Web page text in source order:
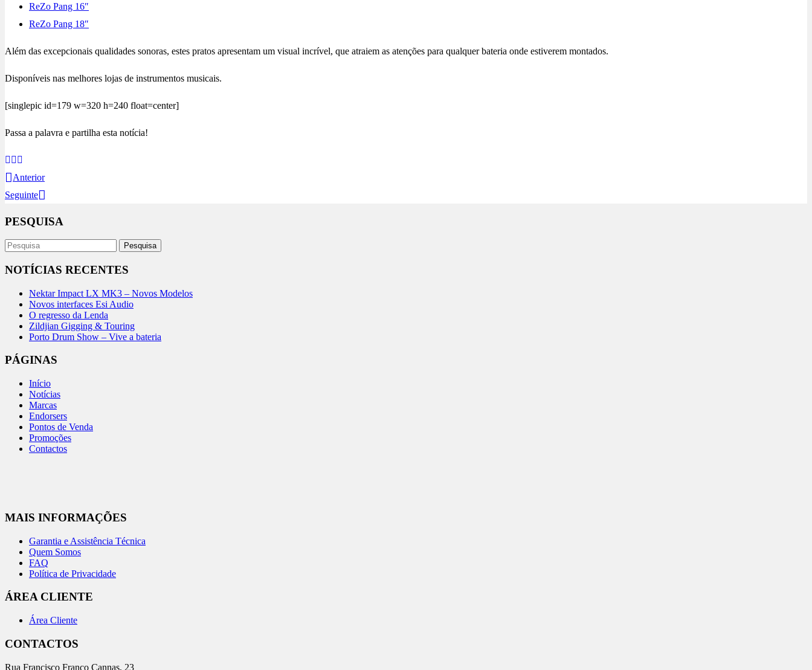
ReZo Pang 16″
ReZo Pang 18″
Além das excepcionais qualidades sonoras, estes pratos apresentam um visual incrível, que atraiem as atenções para qualquer bateria onde estiverem montados.
Disponíveis nas melhores lojas de instrumentos musicais.
[singlepic id=179 w=320 h=240 float=center]
Passa a palavra e partilha esta notícia!
Anterior
Seguinte
PESQUISA
NOTÍCIAS RECENTES
Nektar Impact LX MK3 – Novos Modelos
Novos interfaces Esi Audio
O regresso da Lenda
Zildjian Gigging & Touring
Porto Drum Show – Vive a bateria
PÁGINAS
Início
Notícias
Marcas
Endorsers
Pontos de Venda
Promoções
Contactos
MAIS INFORMAÇÕES
Garantia e Assistência Técnica
Quem Somos
FAQ
Política de Privacidade
ÁREA CLIENTE
Área Cliente
CONTACTOS
Rua Francisco Franco Cannas, 23